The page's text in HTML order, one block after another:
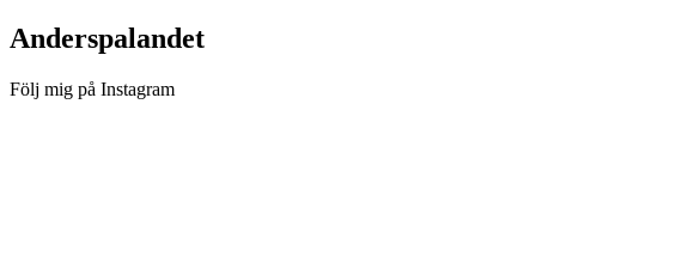
Anderspalandet
Följ mig på Instagram